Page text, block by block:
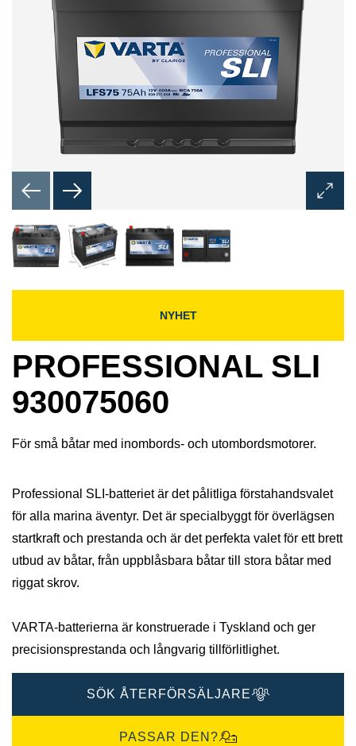
Öppna
NYHET
PROFESSIONAL SLI
930075060
För små båtar med inombords- och utombordsmotorer.
Professional SLI-batteriet är det pålitliga förstahandsvalet
för alla marina äventyr. Det är specialbyggt för överlägsen
startkraft och prestanda och är det perfekta valet för ett brett
utbud av båtar, från uppblåsbara båtar till stora båtar med
riggat skrov.
VARTA-batterierna är konstruerade i Tyskland och ger
precisionsprestanda och långvarig tillförlitlighet.
SÖK ÅTERFÖRSÄLJARE
PASSAR DEN?